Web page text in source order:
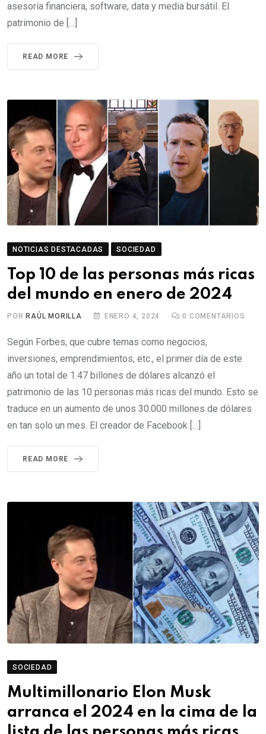
asesoría financiera, software, data y media bursátil. El
patrimonio de […]
READ MORE
NOTICIAS DESTACADAS SOCIEDAD
Top 10 de las personas más ricas
del mundo en enero de 2024
POR RAÚL MORILLA ENERO 4, 2024 0 COMENTARIOS
Según Forbes, que cubre temas como negocios,
inversiones, emprendimientos, etc., el primer día de este
año un total de 1.47 billones de dólares alcanzó el
patrimonio de las 10 personas más ricas del mundo. Esto se
traduce en un aumento de unos 30.000 millones de dólares
en tan solo un mes. El creador de Facebook […]
READ MORE
SOCIEDAD
Multimillonario Elon Musk
arranca el 2024 en la cima de la